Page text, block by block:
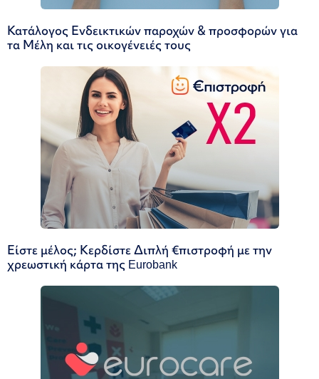
Κατάλογος Ενδεικτικών παροχών & προσφορών για
τα Μέλη και τις οικογένειές τους
Είστε μέλος; Κερδίστε Διπλή €πιστροφή με την
χρεωστική κάρτα της Eurobank